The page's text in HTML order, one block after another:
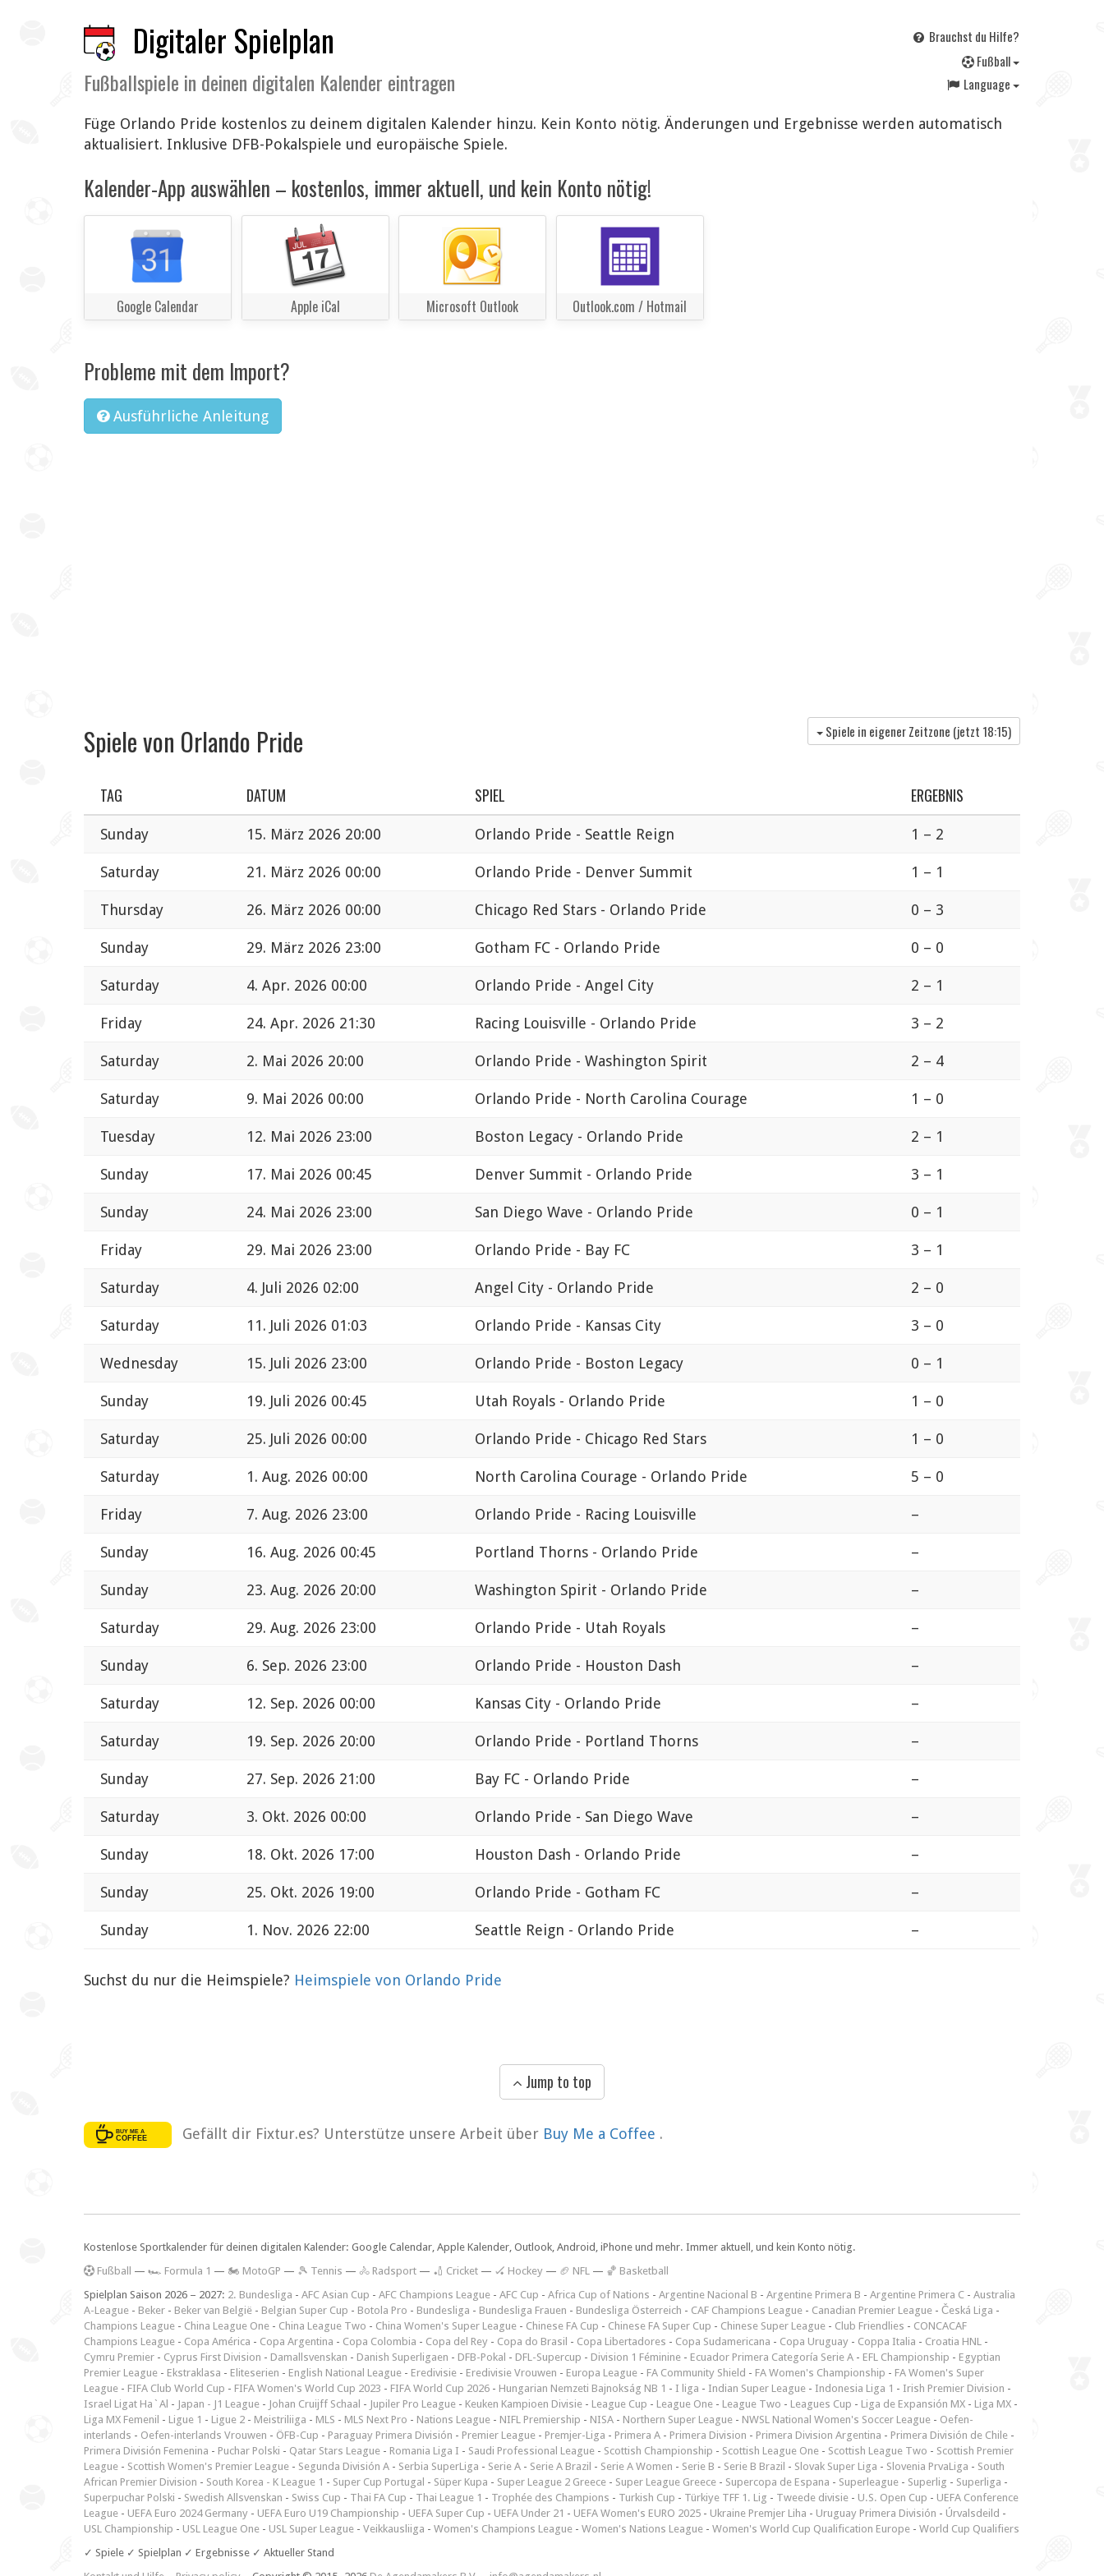
Digitaler Spielplan
Fußballspiele in deinen digitalen Kalender eintragen
Brauchst du Hilfe?
Fußball
Language
Füge Orlando Pride kostenlos zu deinem digitalen Kalender hinzu. Kein Konto nötig. Änderungen und Ergebnisse werden automatisch
aktualisiert. Inklusive DFB-Pokalspiele und europäische Spiele.
Kalender-App auswählen – kostenlos, immer aktuell, und kein Konto nötig!
Google Calendar Apple iCal Microsoft Outlook Outlook.com / Hotmail
Probleme mit dem Import?
Ausführliche Anleitung
Spiele von Orlando Pride Spiele in eigener Zeitzone (jetzt 18:15)
TAG DATUM SPIEL ERGEBNIS
Sunday 15. März 2026 20:00 Orlando Pride - Seattle Reign 1 – 2
Saturday 21. März 2026 00:00 Orlando Pride - Denver Summit 1 – 1
Thursday 26. März 2026 00:00 Chicago Red Stars - Orlando Pride 0 – 3
Sunday 29. März 2026 23:00 Gotham FC - Orlando Pride 0 – 0
Saturday 4. Apr. 2026 00:00 Orlando Pride - Angel City 2 – 1
Friday 24. Apr. 2026 21:30 Racing Louisville - Orlando Pride 3 – 2
Saturday 2. Mai 2026 20:00 Orlando Pride - Washington Spirit 2 – 4
Saturday 9. Mai 2026 00:00 Orlando Pride - North Carolina Courage 1 – 0
Tuesday 12. Mai 2026 23:00 Boston Legacy - Orlando Pride 2 – 1
Sunday 17. Mai 2026 00:45 Denver Summit - Orlando Pride 3 – 1
Sunday 24. Mai 2026 23:00 San Diego Wave - Orlando Pride 0 – 1
Friday 29. Mai 2026 23:00 Orlando Pride - Bay FC 3 – 1
Saturday 4. Juli 2026 02:00 Angel City - Orlando Pride 2 – 0
Saturday 11. Juli 2026 01:03 Orlando Pride - Kansas City 3 – 0
Wednesday 15. Juli 2026 23:00 Orlando Pride - Boston Legacy 0 – 1
Sunday 19. Juli 2026 00:45 Utah Royals - Orlando Pride 1 – 0
Saturday 25. Juli 2026 00:00 Orlando Pride - Chicago Red Stars 1 – 0
Saturday 1. Aug. 2026 00:00 North Carolina Courage - Orlando Pride 5 – 0
Friday 7. Aug. 2026 23:00 Orlando Pride - Racing Louisville –
Sunday 16. Aug. 2026 00:45 Portland Thorns - Orlando Pride –
Sunday 23. Aug. 2026 20:00 Washington Spirit - Orlando Pride –
Saturday 29. Aug. 2026 23:00 Orlando Pride - Utah Royals –
Sunday 6. Sep. 2026 23:00 Orlando Pride - Houston Dash –
Saturday 12. Sep. 2026 00:00 Kansas City - Orlando Pride –
Saturday 19. Sep. 2026 20:00 Orlando Pride - Portland Thorns –
Sunday 27. Sep. 2026 21:00 Bay FC - Orlando Pride –
Saturday 3. Okt. 2026 00:00 Orlando Pride - San Diego Wave –
Sunday 18. Okt. 2026 17:00 Houston Dash - Orlando Pride –
Sunday 25. Okt. 2026 19:00 Orlando Pride - Gotham FC –
Sunday 1. Nov. 2026 22:00 Seattle Reign - Orlando Pride –
Suchst du nur die Heimspiele? Heimspiele von Orlando Pride
Jump to top
Gefällt dir Fixtur.es? Unterstütze unsere Arbeit über Buy Me a Coffee .
Kostenlose Sportkalender für deinen digitalen Kalender: Google Calendar, Apple Kalender, Outlook, Android, iPhone und mehr. Immer aktuell, und kein Konto nötig.
Fußball — 🏎️ Formula 1 — 🏍 MotoGP — 🎾 Tennis — 🚴 Radsport — 🏏 Cricket — 🏑 Hockey — 🏈 NFL — 🏀 Basketball
Spielplan Saison 2026 – 2027: 2. Bundesliga - AFC Asian Cup - AFC Champions League - AFC Cup - Africa Cup of Nations - Argentine Nacional B - Argentine Primera B - Argentine Primera C - Australia
A-League - Beker - Beker van België - Belgian Super Cup - Botola Pro - Bundesliga - Bundesliga Frauen - Bundesliga Österreich - CAF Champions League - Canadian Premier League - Česká Liga -
Champions League - China League One - China League Two - China Women's Super League - Chinese FA Cup - Chinese FA Super Cup - Chinese Super League - Club Friendlies - CONCACAF
Champions League - Copa América - Copa Argentina - Copa Colombia - Copa del Rey - Copa do Brasil - Copa Libertadores - Copa Sudamericana - Copa Uruguay - Coppa Italia - Croatia HNL -
Cymru Premier - Cyprus First Division - Damallsvenskan - Danish Superligaen - DFB-Pokal - DFL-Supercup - Division 1 Féminine - Ecuador Primera Categoría Serie A - EFL Championship - Egyptian
Premier League - Ekstraklasa - Eliteserien - English National League - Eredivisie - Eredivisie Vrouwen - Europa League - FA Community Shield - FA Women's Championship - FA Women's Super
League - FIFA Club World Cup - FIFA Women's World Cup 2023 - FIFA World Cup 2026 - Hungarian Nemzeti Bajnokság NB 1 - I liga - Indian Super League - Indonesia Liga 1 - Irish Premier Division -
Israel Ligat Ha`Al - Japan - J1 League - Johan Cruijff Schaal - Jupiler Pro League - Keuken Kampioen Divisie - League Cup - League One - League Two - Leagues Cup - Liga de Expansión MX - Liga MX -
Liga MX Femenil - Ligue 1 - Ligue 2 - Meistriliiga - MLS - MLS Next Pro - Nations League - NIFL Premiership - NISA - Northern Super League - NWSL National Women's Soccer League - Oefen-
interlands - Oefen-interlands Vrouwen - ÖFB-Cup - Paraguay Primera División - Premier League - Premjer-Liga - Primera A - Primera Division - Primera Division Argentina - Primera División de Chile -
Primera División Femenina - Puchar Polski - Qatar Stars League - Romania Liga I - Saudi Professional League - Scottish Championship - Scottish League One - Scottish League Two - Scottish Premier
League - Scottish Women's Premier League - Segunda División A - Serbia SuperLiga - Serie A - Serie A Brazil - Serie A Women - Serie B - Serie B Brazil - Slovak Super Liga - Slovenia PrvaLiga - South
African Premier Division - South Korea - K League 1 - Super Cup Portugal - Süper Kupa - Super League 2 Greece - Super League Greece - Supercopa de Espana - Superleague - Superlig - Superliga -
Superpuchar Polski - Swedish Allsvenskan - Swiss Cup - Thai FA Cup - Thai League 1 - Trophée des Champions - Turkish Cup - Türkiye TFF 1. Lig - Tweede divisie - U.S. Open Cup - UEFA Conference
League - UEFA Euro 2024 Germany - UEFA Euro U19 Championship - UEFA Super Cup - UEFA Under 21 - UEFA Women's EURO 2025 - Ukraine Premjer Liha - Uruguay Primera División - Úrvalsdeild -
USL Championship - USL League One - USL Super League - Veikkausliiga - Women's Champions League - Women's Nations League - Women's World Cup Qualification Europe - World Cup Qualifiers
✓ Spiele ✓ Spielplan ✓ Ergebnisse ✓ Aktueller Stand